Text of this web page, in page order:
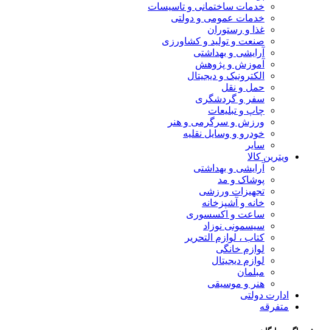
خدمات ساختمانی و تاسیسات
خدمات عمومی و دولتی
غذا و رستوران
صنعت و تولید و کشاورزی
آرایشی و بهداشتی
آموزش و پژوهش
الکترونیک و دیجیتال
حمل و نقل
سفر و گردشگری
چاپ و تبلیعات
ورزش و سرگرمی و هنر
خودرو و وسایل نقلیه
سایر
ویترین کالا
آرایشی و بهداشتی
پوشاک و مد
تجهیزات ورزشی
خانه و آشپزخانه
ساعت و اکسسوری
سیسمونی نوزاد
کتاب ، لوازم التحریر
لوازم خانگی
لوازم دیجیتال
مبلمان
هنر و موسیقی
ادارت دولتی
متفرقه